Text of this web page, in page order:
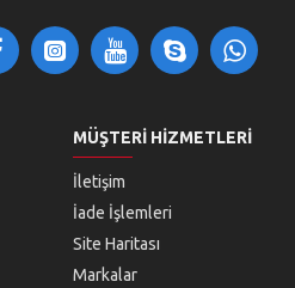
MÜŞTERI HIZMETLERI
İletişim
İade İşlemleri
Site Haritası
Markalar